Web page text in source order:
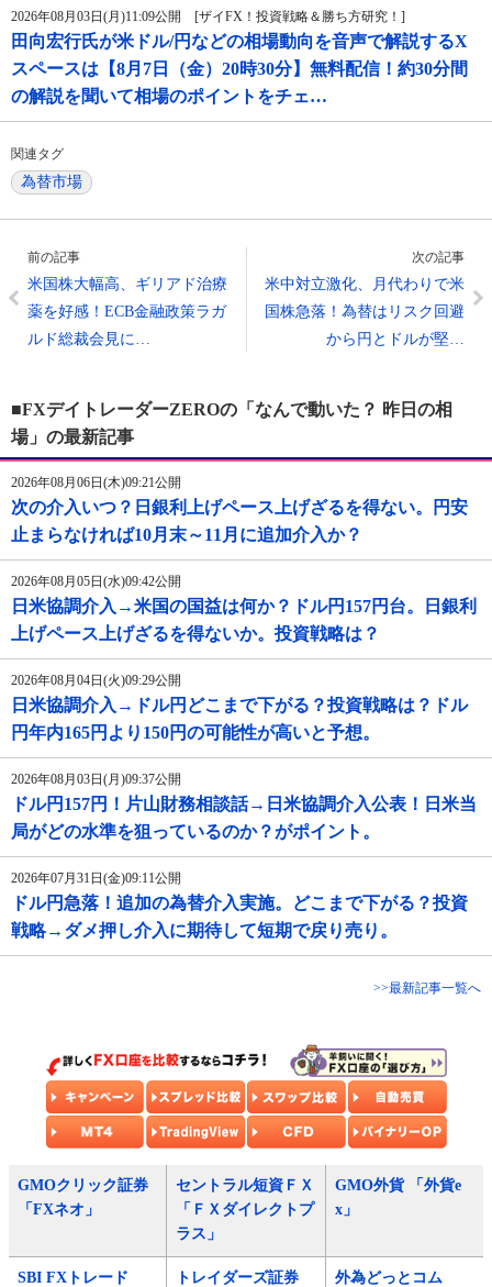
2026年08月03日(月)11:09公開 [ザイFX！投資戦略＆勝ち方研究！]
田向宏行氏が米ドル/円などの相場動向を音声で解説するX
スペースは【8月7日（金）20時30分】無料配信！約30分間
の解説を聞いて相場のポイントをチェ…
関連タグ
為替市場
前の記事
米国株大幅高、ギリアド治療
薬を好感！ECB金融政策ラガ
ルド総裁会見に…
次の記事
米中対立激化、月代わりで米
国株急落！為替はリスク回避
から円とドルが堅…
■FXデイトレーダーZEROの「なんで動いた？ 昨日の相
場」の最新記事
2026年08月06日(木)09:21公開
次の介入いつ？日銀利上げペース上げざるを得ない。円安
止まらなければ10月末～11月に追加介入か？
2026年08月05日(水)09:42公開
日米協調介入→米国の国益は何か？ドル円157円台。日銀利
上げペース上げざるを得ないか。投資戦略は？
2026年08月04日(火)09:29公開
日米協調介入→ドル円どこまで下がる？投資戦略は？ドル
円年内165円より150円の可能性が高いと予想。
2026年08月03日(月)09:37公開
ドル円157円！片山財務相談話→日米協調介入公表！日米当
局がどの水準を狙っているのか？がポイント。
2026年07月31日(金)09:11公開
ドル円急落！追加の為替介入実施。どこまで下がる？投資
戦略→ダメ押し介入に期待して短期で戻り売り。
>>最新記事一覧へ
GMOクリック証券
「FXネオ」
セントラル短資ＦＸ
「ＦＸダイレクトプ
ラス」
GMO外貨 「外貨e
x」
SBI FXトレード
トレイダーズ証券
外為どっとコム